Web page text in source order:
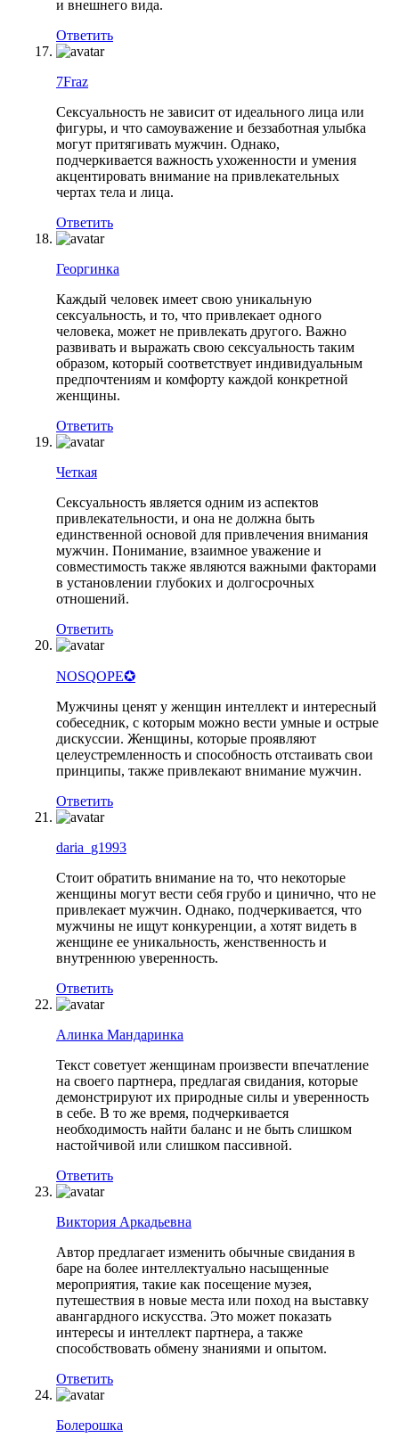
и внешнего вида.
Ответить
7Fraz
Сексуальность не зависит от идеального лица или
фигуры, и что самоуважение и беззаботная улыбка
могут притягивать мужчин. Однако,
подчеркивается важность ухоженности и умения
акцентировать внимание на привлекательных
чертах тела и лица.
Ответить
Георгинка
Каждый человек имеет свою уникальную
сексуальность, и то, что привлекает одного
человека, может не привлекать другого. Важно
развивать и выражать свою сексуальность таким
образом, который соответствует индивидуальным
предпочтениям и комфорту каждой конкретной
женщины.
Ответить
Четкая
Сексуальность является одним из аспектов
привлекательности, и она не должна быть
единственной основой для привлечения внимания
мужчин. Понимание, взаимное уважение и
совместимость также являются важными факторами
в установлении глубоких и долгосрочных
отношений.
Ответить
NOSQOPE✪
Мужчины ценят у женщин интеллект и интересный
собеседник, с которым можно вести умные и острые
дискуссии. Женщины, которые проявляют
целеустремленность и способность отстаивать свои
принципы, также привлекают внимание мужчин.
Ответить
daria_g1993
Стоит обратить внимание на то, что некоторые
женщины могут вести себя грубо и цинично, что не
привлекает мужчин. Однако, подчеркивается, что
мужчины не ищут конкуренции, а хотят видеть в
женщине ее уникальность, женственность и
внутреннюю уверенность.
Ответить
Алинка Мандаринка
Текст советует женщинам произвести впечатление
на своего партнера, предлагая свидания, которые
демонстрируют их природные силы и уверенность
в себе. В то же время, подчеркивается
необходимость найти баланс и не быть слишком
настойчивой или слишком пассивной.
Ответить
Виктория Аркадьевна
Автор предлагает изменить обычные свидания в
баре на более интеллектуально насыщенные
мероприятия, такие как посещение музея,
путешествия в новые места или поход на выставку
авангардного искусства. Это может показать
интересы и интеллект партнера, а также
способствовать обмену знаниями и опытом.
Ответить
Болерошка